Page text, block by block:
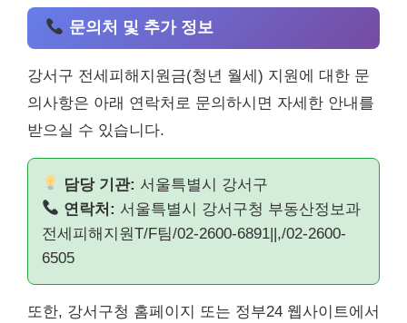
문의처 및 추가 정보
강서구 전세피해지원금(청년 월세) 지원에 대한 문
의사항은 아래 연락처로 문의하시면 자세한 안내를
받으실 수 있습니다.
담당 기관: 서울특별시 강서구
연락처: 서울특별시 강서구청 부동산정보과
전세피해지원T/F팀/02-2600-6891||,/02-2600-
6505
또한, 강서구청 홈페이지 또는 정부24 웹사이트에서